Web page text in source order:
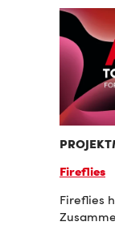
Fireflies
Fireflies